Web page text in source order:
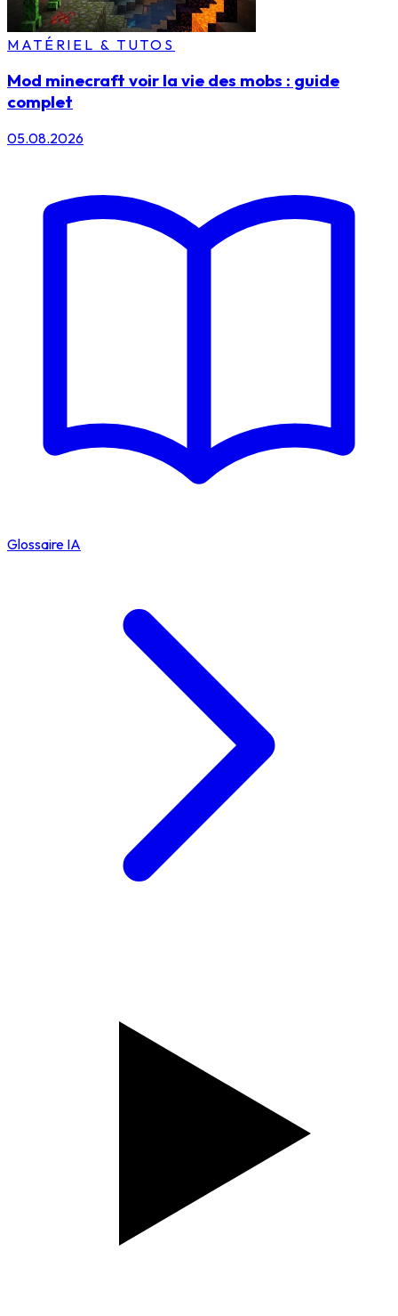
MATÉRIEL & TUTOS
Mod minecraft voir la vie des mobs : guide
complet
05.08.2026
Glossaire IA